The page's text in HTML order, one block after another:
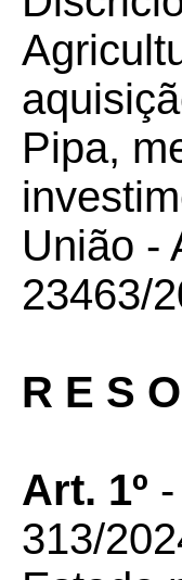
Pipa,
União -
23463/
R E S
Art. 1º
313/